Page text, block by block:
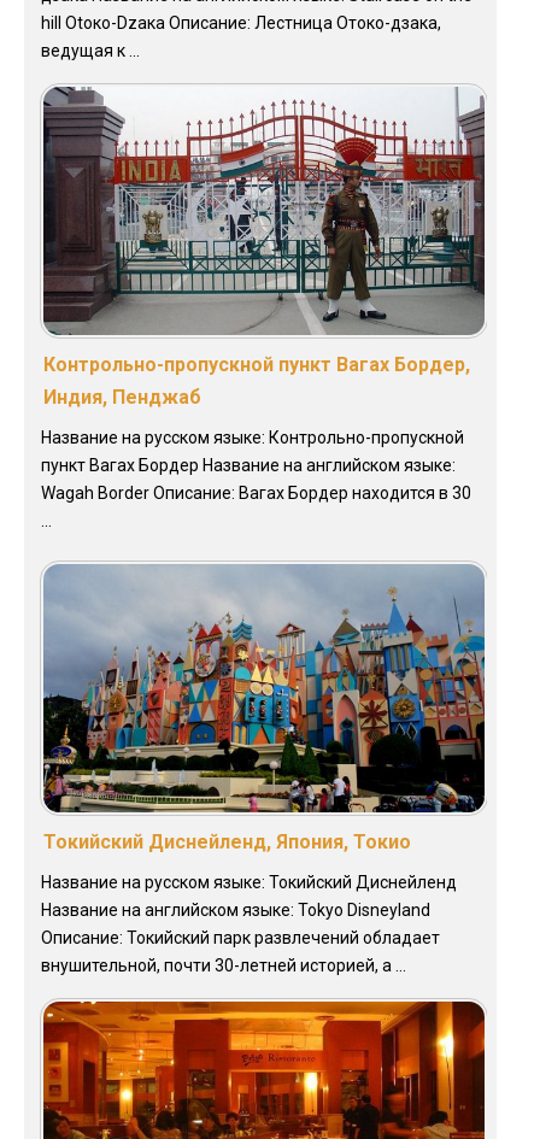
hill Otоко-Dzака Описание: Лестница Отоко-дзака,
ведущая к ...
Контрольно-пропускной пункт Вагах Бордер,
Индия, Пенджаб
Название на русском языке: Контрольно-пропускной
пункт Вагах Бордер Название на английском языке:
Wagah Border Описание: Вагах Бордер находится в 30
Токийский Диснейленд, Япония, Токио
Название на русском языке: Токийский Диснейленд
Название на английском языке: Tokyo Disneyland
Описание: Токийский парк развлечений обладает
внушительной, почти 30-летней историей, а ...